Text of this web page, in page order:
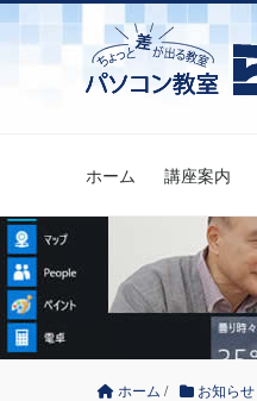
ホーム 講座案内
ホーム / お知らせ